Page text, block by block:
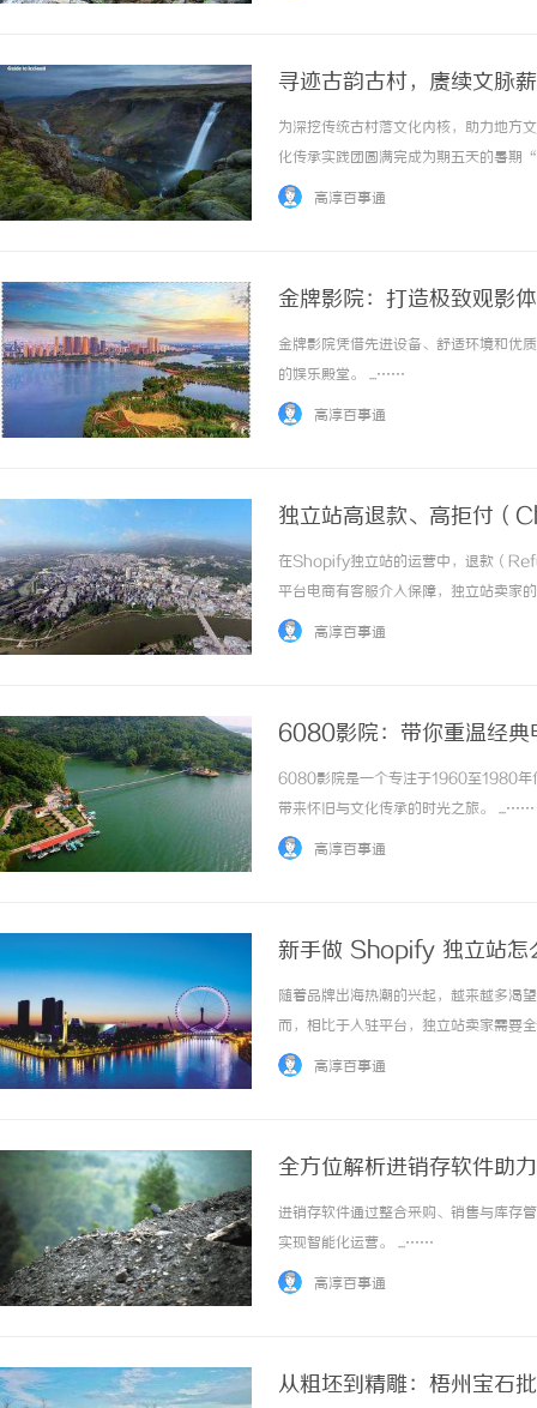
寻迹古韵古村，赓续文
团调研活动圆满收官
为深挖传统古村落文化内核，助力地
化传承实践团圆满完成为期五天的暑期
材拍摄、文化调研成果，细化完善收尾
高淳百事通
金牌影院：打造极致观影
金牌影院凭借先进设备、舒适环境和优
的娱乐殿堂。 ...……
高淳百事通
独立站高退款、高拒付（
铺？
在Shopify独立站的运营中，退款（
平台电商有客服介入保障，独立站卖家
支付网关直接关停，导致辛苦搭建的品
高淳百事通
6080影院：带你重温经典
6080影院是一个专注于1960至1980年
带来怀旧与文化传承的时光之旅。 ...……
高淳百事通
新手做 Shopify 独立站怎
随着品牌出海热潮的兴起，越来越多渴
而，相比于入驻平台，独立站卖家需要
步的新手来说，面对市场上琳琅满目的
高淳百事通
全方位解析进销存软件助
进销存软件通过整合采购、销售与库存
实现智能化运营。 ...……
高淳百事通
从粗坯到精雕：梧州宝石